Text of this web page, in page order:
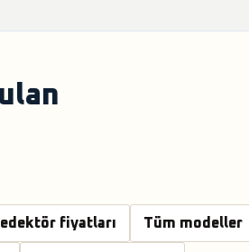
fiyatları Tüm modeller